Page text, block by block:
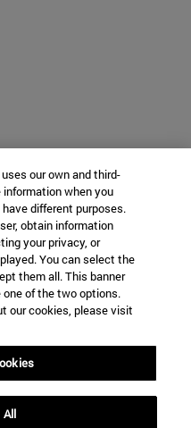
our own and third-
when you
different purposes.
obtain information
your privacy, or
You can select the
them all. This banner
of the two options.
our cookies, please visit
All